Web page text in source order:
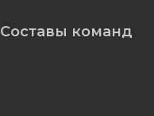
Составы команд